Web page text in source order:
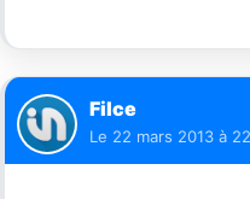
Filce
Le 22 mars 2013 à